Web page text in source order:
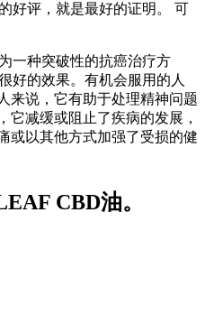
好评，就是最好的证明。 可
一种突破性的抗癌治疗方
好的效果。有机会服用的人
来说，它有助于处理精神问题
它减缓或阻止了疾病的发展，
或以其他方式加强了受损的健
CBD油。